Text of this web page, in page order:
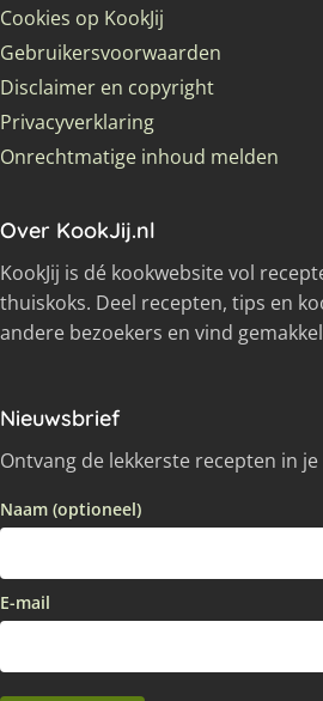
Cookies op KookJij
Gebruikersvoorwaarden
Disclaimer en copyright
Privacyverklaring
Onrechtmatige inhoud melden
Over KookJij.nl
KookJij is dé kookwebsite vol
thuiskoks. Deel recepten, tips en
andere bezoekers en vind
Nieuwsbrief
Ontvang de lekkerste recepten in
Naam (optioneel)
E-mail